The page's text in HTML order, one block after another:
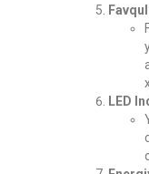
LED